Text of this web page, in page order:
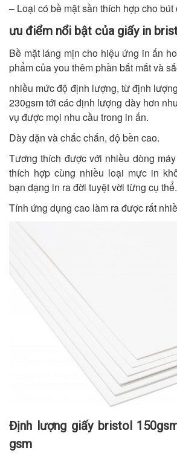
– Loại có bề mặt sần thích hợp cho bút
ưu điểm nổi bật của giấy in
Bề mặt láng mịn cho hiệu ứng in ấn
phẩm của you thêm phần bắt mắt và
nhiều mức độ định lượng, từ định
230gsm tới các định lượng dày hơn
vụ được mọi nhu cầu trong in ấn.
Dày dặn và chắc chắn, độ bền cao.
Tương thích được với nhiều dòng
thích hợp cùng nhiều loại mực in
bạn dạng in ra đời tuyệt vời từng cụ thể.
Tính ứng dụng cao làm ra được rất
Định lượng giấy bristol
gsm